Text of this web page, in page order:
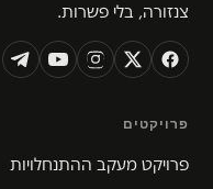
צנזורה, בלי פשרות.
פרויקטים
פרויקט מעקב ההתנחלויות